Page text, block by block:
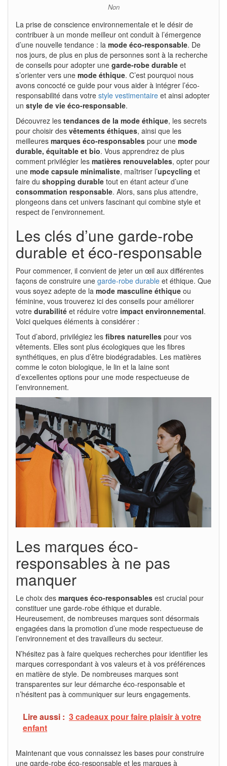
Non
La prise de conscience environnementale et le désir de
contribuer à un monde meilleur ont conduit à l’émergence
d’une nouvelle tendance : la mode éco-responsable. De
nos jours, de plus en plus de personnes sont à la recherche
de conseils pour adopter une garde-robe durable et
s’orienter vers une mode éthique. C’est pourquoi nous
avons concocté ce guide pour vous aider à intégrer l’éco-
responsabilité dans votre style vestimentaire et ainsi adopter
un style de vie éco-responsable.
Découvrez les tendances de la mode éthique, les secrets
pour choisir des vêtements éthiques, ainsi que les
meilleures marques éco-responsables pour une mode
durable, équitable et bio. Vous apprendrez de plus
comment privilégier les matières renouvelables, opter pour
une mode capsule minimaliste, maîtriser l’upcycling et
faire du shopping durable tout en étant acteur d’une
consommation responsable. Alors, sans plus attendre,
plongeons dans cet univers fascinant qui combine style et
respect de l’environnement.
Les clés d’une garde-robe
durable et éco-responsable
Pour commencer, il convient de jeter un œil aux différentes
façons de construire une garde-robe durable et éthique. Que
vous soyez adepte de la mode masculine éthique ou
féminine, vous trouverez ici des conseils pour améliorer
votre durabilité et réduire votre impact environnemental.
Voici quelques éléments à considérer :
Tout d’abord, privilégiez les fibres naturelles pour vos
vêtements. Elles sont plus écologiques que les fibres
synthétiques, en plus d’être biodégradables. Les matières
comme le coton biologique, le lin et la laine sont
d’excellentes options pour une mode respectueuse de
l’environnement.
Les marques éco-
responsables à ne pas
manquer
Le choix des marques éco-responsables est crucial pour
constituer une garde-robe éthique et durable.
Heureusement, de nombreuses marques sont désormais
engagées dans la promotion d’une mode respectueuse de
l’environnement et des travailleurs du secteur.
N’hésitez pas à faire quelques recherches pour identifier les
marques correspondant à vos valeurs et à vos préférences
en matière de style. De nombreuses marques sont
transparentes sur leur démarche éco-responsable et
n’hésitent pas à communiquer sur leurs engagements.
Lire aussi : 3 cadeaux pour faire plaisir à votre
enfant
Maintenant que vous connaissez les bases pour construire
une garde-robe éco-responsable et les marques à